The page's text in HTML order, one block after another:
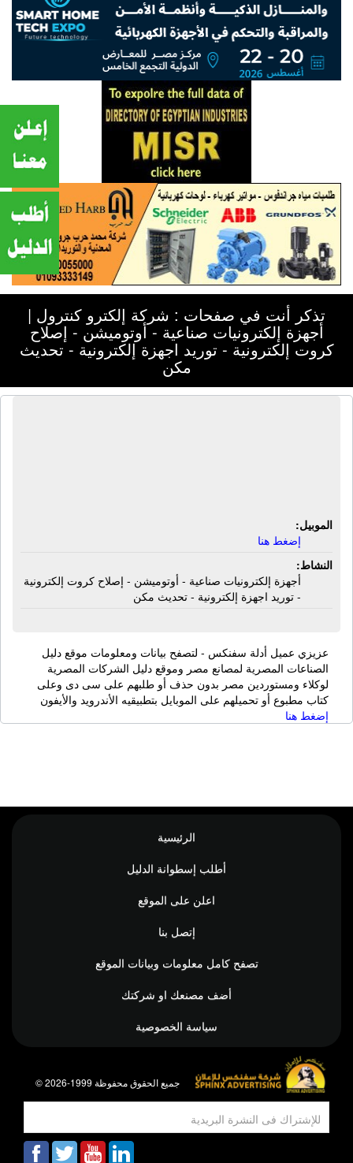
تذكر أنت في صفحات : شركة إلكترو كنترول |
أجهزة إلكترونيات صناعية - أوتوميشن - إصلاح
كروت إلكترونية - توريد اجهزة إلكترونية - تحديث
مكن
الموبيل:
إضغط هنا
النشاط:
أجهزة إلكترونيات صناعية - أوتوميشن - إصلاح كروت إلكترونية
- توريد اجهزة إلكترونية - تحديث مكن
عزيزي عميل أدلة سفنكس - لتصفح بيانات ومعلومات موقع دليل
الصناعات المصرية لمصانع مصر وموقع دليل الشركات المصرية
لوكلاء ومستوردين مصر بدون حذف أو طلبهم على سى دى وعلى
كتاب مطبوع أو تحميلهم على الموبايل بتطبيقيه الأندرويد والأيفون
إضغط هنا
الرئيسية
أطلب إسطوانة الدليل
اعلن على الموقع
إتصل بنا
تصفح كامل معلومات وبيانات الموقع
أضف مصنعك او شركتك
سياسة الخصوصية
© جميع الحقوق محفوظة 1999-2026